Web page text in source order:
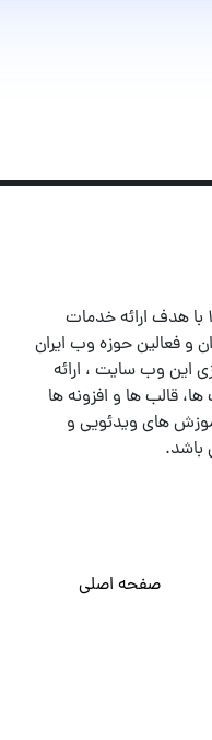
پرشین اسکریپت در سال ۱۳۸۶ با هدف ارائه خدمات
و فعالین حوزه وب ایران
این وب سایت ، ارائه
قالب ها و افزونه ها
های ویدئویی و
باشد.
صفحه اصلی